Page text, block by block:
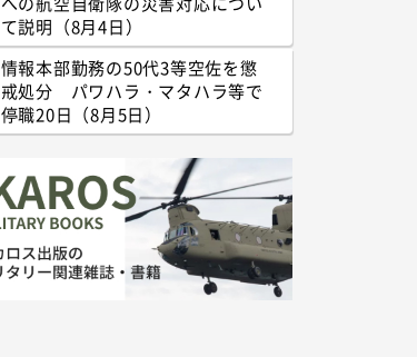
て説明（8月4日）
情報本部勤務の50代3等空佐を懲
戒処分 パワハラ・マタハラ等で
停職20日（8月5日）